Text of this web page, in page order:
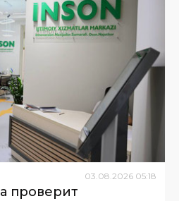
03.08.2026 05:18
проверит